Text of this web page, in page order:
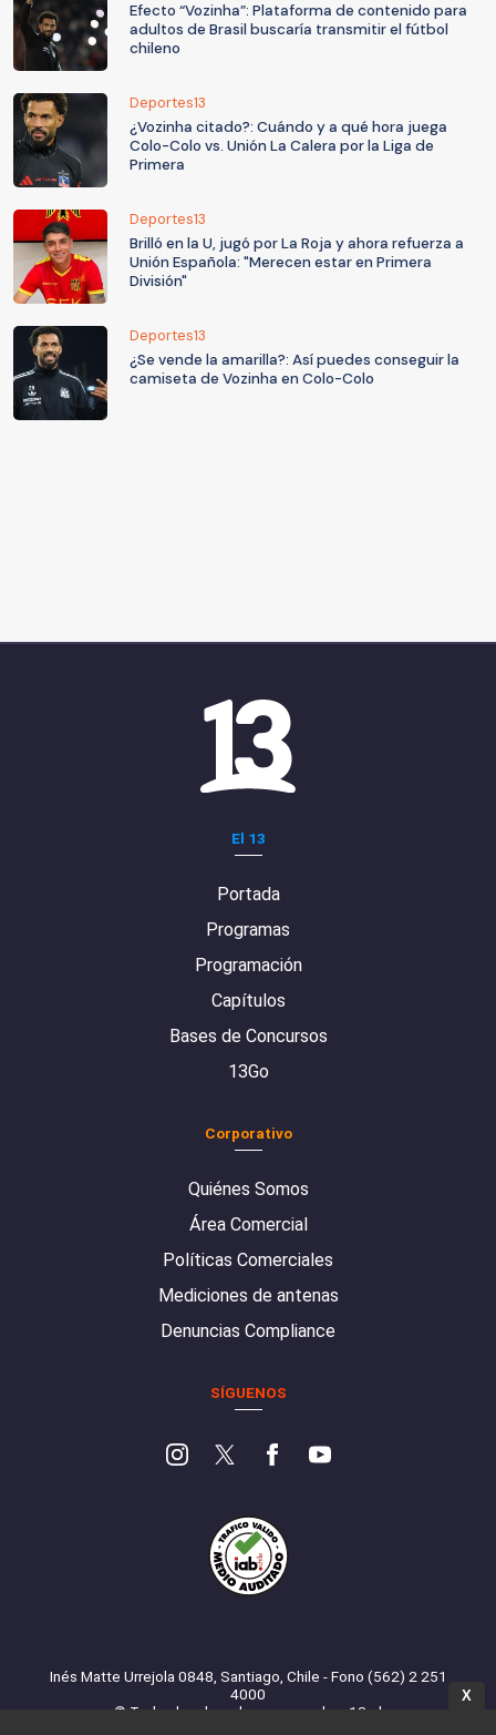
Efecto “Vozinha”: Plataforma de contenido para
adultos de Brasil buscaría transmitir el fútbol
chileno
Deportes13
¿Vozinha citado?: Cuándo y a qué hora juega
Colo-Colo vs. Unión La Calera por la Liga de
Primera
Deportes13
Brilló en la U, jugó por La Roja y ahora refuerza a
Unión Española: "Merecen estar en Primera
División"
Deportes13
¿Se vende la amarilla?: Así puedes conseguir la
camiseta de Vozinha en Colo-Colo
El 13
Portada
Programas
Programación
Capítulos
Bases de Concursos
13Go
Corporativo
Quiénes Somos
Área Comercial
Políticas Comerciales
Mediciones de antenas
Denuncias Compliance
SÍGUENOS
Inés Matte Urrejola 0848, Santiago, Chile - Fono (562) 2 251
4000
© Todos los derechos reservados. 13.cl
X